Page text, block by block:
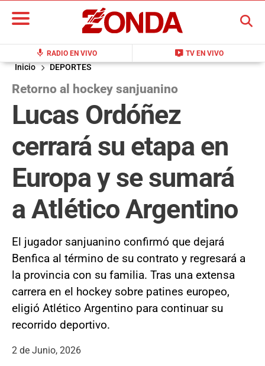
mic RADIO EN VIVO live_tv TV EN VIVO
BUSCAR
Inicio DEPORTES
Retorno al hockey sanjuanino
Lucas Ordóñez
cerrará su etapa en
Europa y se sumará
a Atlético Argentino
El jugador sanjuanino confirmó que dejará
Benfica al término de su contrato y regresará a
la provincia con su familia. Tras una extensa
carrera en el hockey sobre patines europeo,
eligió Atlético Argentino para continuar su
recorrido deportivo.
2 de Junio, 2026